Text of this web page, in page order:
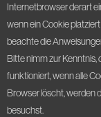
Internetbrowser derart
wenn ein Cookie
beachte die
Bitte nimm zur
funktioniert, wenn alle
Browser löscht, werden
besuchst.